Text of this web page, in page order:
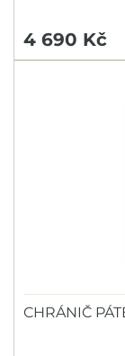
4 690 Kč
CHRÁNIČ